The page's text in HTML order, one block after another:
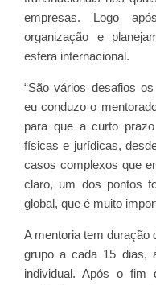
empresas. Logo
organização e
esfera internacional.
“São vários desafios
eu conduzo o
para que a curto
físicas e jurídicas,
casos complexos que
claro, um dos pontos
global, que é muito
A mentoria tem
grupo a cada 15 dias,
individual. Após o